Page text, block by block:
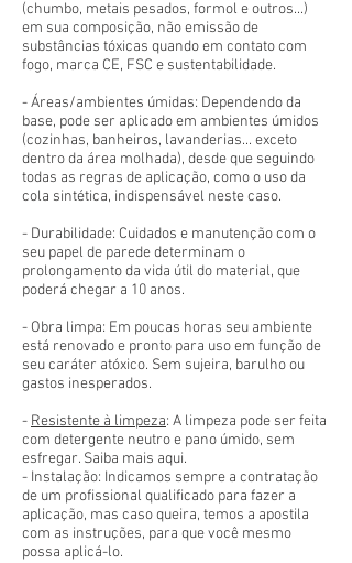
(chumbo, metais pesados, formol e outros...)
em sua composição, não emissão de
substâncias tóxicas quando em contato com
fogo, marca CE, FSC e sustentabilidade.
- Áreas/ambientes úmidas: Dependendo da
base, pode ser aplicado em ambientes úmidos
(cozinhas, banheiros, lavanderias... exceto
dentro da área molhada), desde que seguindo
todas as regras de aplicação, como o uso da
cola sintética, indispensável neste caso.
- Durabilidade: Cuidados e manutenção com o
seu papel de parede determinam o
prolongamento da vida útil do material, que
poderá chegar a 10 anos.
- Obra limpa: Em poucas horas seu ambiente
está renovado e pronto para uso em função de
seu caráter atóxico. Sem sujeira, barulho ou
gastos inesperados.
- Resistente à limpeza: A limpeza pode ser feita
com detergente neutro e pano úmido, sem
esfregar. Saiba mais aqui.
- Instalação: Indicamos sempre a contratação
de um profissional qualificado para fazer a
aplicação, mas caso queira, temos a apostila
com as instruções, para que você mesmo
possa aplicá-lo.